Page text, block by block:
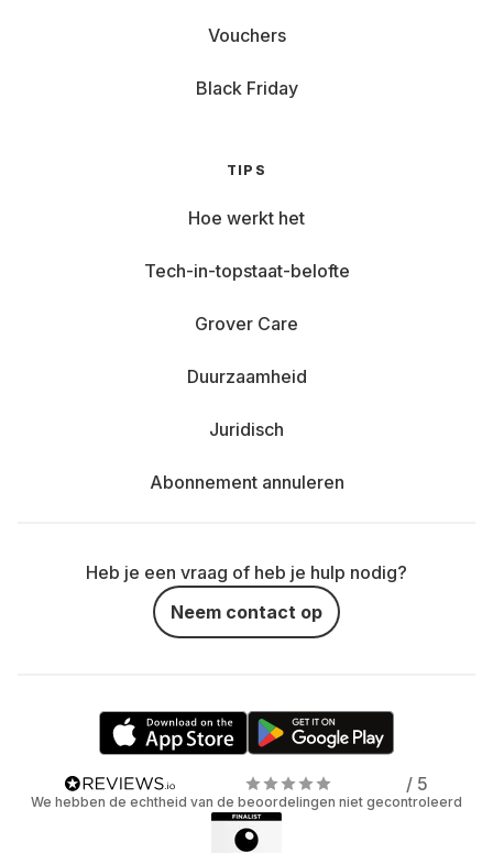
Vouchers
Black Friday
TIPS
Hoe werkt het
Tech-in-topstaat-belofte
Grover Care
Duurzaamheid
Juridisch
Abonnement annuleren
Heb je een vraag of heb je hulp nodig?
Neem contact op
/ 5
We hebben de echtheid van de beoordelingen niet gecontroleerd